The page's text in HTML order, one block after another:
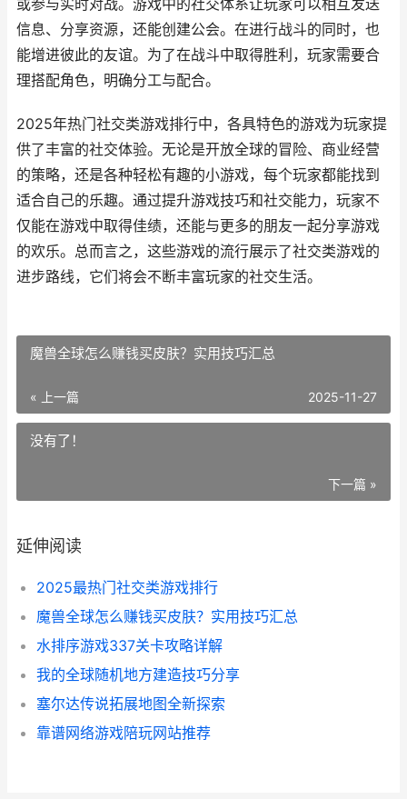
或参与实时对战。游戏中的社交体系让玩家可以相互发送
信息、分享资源，还能创建公会。在进行战斗的同时，也
能增进彼此的友谊。为了在战斗中取得胜利，玩家需要合
理搭配角色，明确分工与配合。
2025年热门社交类游戏排行中，各具特色的游戏为玩家提
供了丰富的社交体验。无论是开放全球的冒险、商业经营
的策略，还是各种轻松有趣的小游戏，每个玩家都能找到
适合自己的乐趣。通过提升游戏技巧和社交能力，玩家不
仅能在游戏中取得佳绩，还能与更多的朋友一起分享游戏
的欢乐。总而言之，这些游戏的流行展示了社交类游戏的
进步路线，它们将会不断丰富玩家的社交生活。
魔兽全球怎么赚钱买皮肤？实用技巧汇总
« 上一篇 2025-11-27
没有了！
下一篇 »
延伸阅读
2025最热门社交类游戏排行
魔兽全球怎么赚钱买皮肤？实用技巧汇总
水排序游戏337关卡攻略详解
我的全球随机地方建造技巧分享
塞尔达传说拓展地图全新探索
靠谱网络游戏陪玩网站推荐